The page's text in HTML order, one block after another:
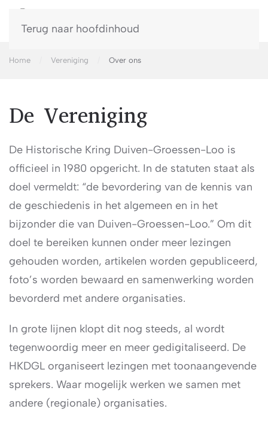
Terug naar hoofdinhoud
Home Vereniging Over ons
De Vereniging
De Historische Kring Duiven-Groessen-Loo is
officieel in 1980 opgericht. In de statuten staat als
doel vermeldt: “de bevordering van de kennis van
de geschiedenis in het algemeen en in het
bijzonder die van Duiven-Groessen-Loo.” Om dit
doel te bereiken kunnen onder meer lezingen
gehouden worden, artikelen worden gepubliceerd,
foto’s worden bewaard en samenwerking worden
bevorderd met andere organisaties.
In grote lijnen klopt dit nog steeds, al wordt
tegenwoordig meer en meer gedigitaliseerd. De
HKDGL organiseert lezingen met toonaangevende
sprekers. Waar mogelijk werken we samen met
andere (regionale) organisaties.